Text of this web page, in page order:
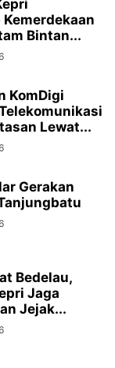
Bintan...
KomDigi
Lewat...
Gerakan
Bedelau,
Jaga
Jejak...